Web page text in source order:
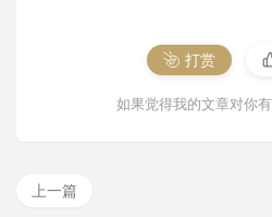
打赏
如果觉得我的文章对你
上一篇